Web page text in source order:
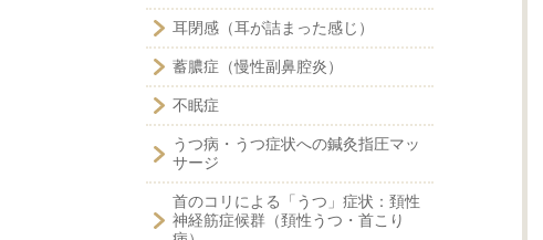
耳閉感（耳が詰まった感じ）
蓄膿症（慢性副鼻腔炎）
不眠症
うつ病・うつ症状への鍼灸指圧マッ
サージ
首のコリによる「うつ」症状：頚性
神経筋症候群（頚性うつ・首こり